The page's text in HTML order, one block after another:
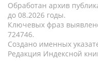
Обработан архив
до 08.2026 годы.
Ключевых фраз
724746.
Создано именных
Редакция Индексной